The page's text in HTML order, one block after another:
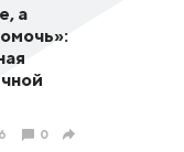
а
0